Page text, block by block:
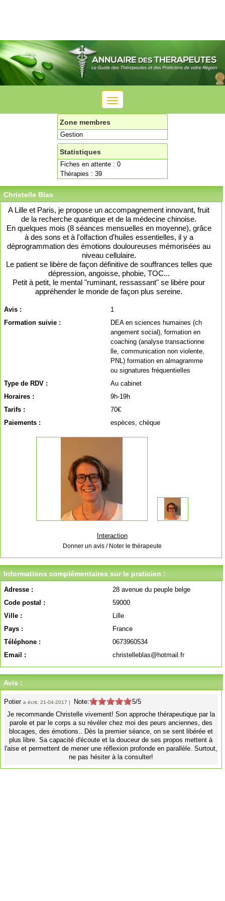
Toggle
navigation
Zone membres
Gestion
Statistiques
Fiches en attente : 0
Thérapies : 39
Christelle Blas
A Lille et Paris, je propose un accompagnement innovant, fruit
de la recherche quantique et de la médecine chinoise.
En quelques mois (8 séances mensuelles en moyenne), grâce
à des sons et à l'olfaction d'huiles essentielles, il y a
déprogrammation des émotions douloureuses mémorisées au
niveau cellulaire.
Le patient se libère de façon définitive de souffrances telles que
dépression, angoisse, phobie, TOC...
Petit à petit, le mental "ruminant, ressassant" se libère pour
appréhender le monde de façon plus sereine.
Avis :
1
Formation suivie :
DEA en sciences humaines (ch
angement social), formation en
coaching (analyse transactionne
lle, communication non violente,
PNL) formation en almagramme
ou signatures fréquentielles
Type de RDV :
Au cabinet
Horaires :
9h-19h
Tarifs :
70€
Paiements :
espèces, chèque
Interaction
Donner un avis / Noter le thérapeute
Informations complémentaires sur le praticien :
Adresse :
28 avenue du peuple belge
Code postal :
59000
Ville :
Lille
Pays :
France
Téléphone :
0673960534
Email :
christelleblas@hotmail.fr
Avis :
Potier a écrit, 21-04-2017 | Note:
5/5
Je recommande Christelle vivement! Son approche thérapeutique par la
parole et par le corps a su révéler chez moi des peurs anciennes, des
blocages, des émotions.. Dès la premier séance, on se sent libérée et
plus libre. Sa capacité d'écoute et la douceur de ses propos mettent à
l'aise et permettent de mener une réflexion profonde en parallèle. Surtout,
ne pas hésiter à la consulter!